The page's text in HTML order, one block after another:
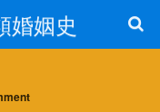
婚姻史